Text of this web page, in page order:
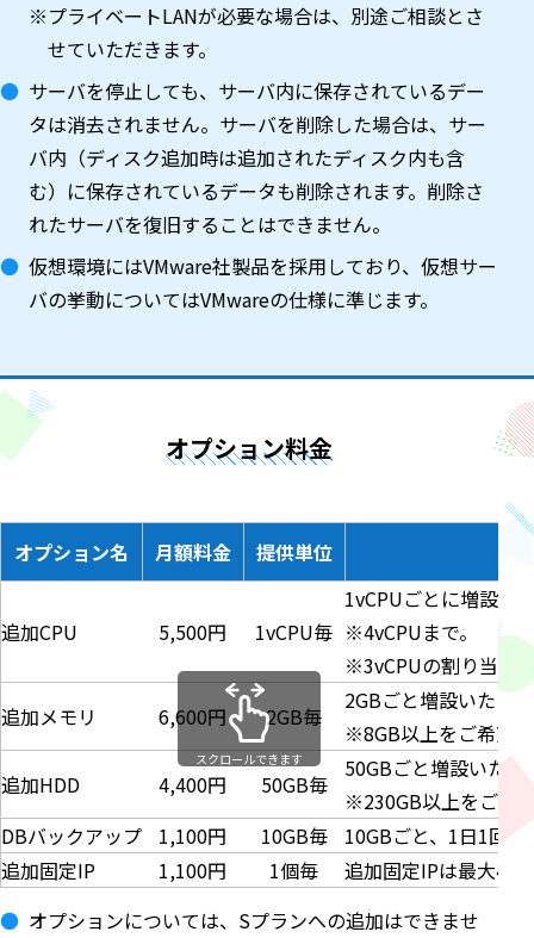
※プライベートLANが必要な場合は、別途ご相談とさ
せていただきます。
サーバを停止しても、サーバ内に保存されているデー
タは消去されません。サーバを削除した場合は、サー
バ内（ディスク追加時は追加されたディスク内も含
む）に保存されているデータも削除されます。削除さ
れたサーバを復旧することはできません。
仮想環境にはVMware社製品を採用しており、仮想サー
バの挙動についてはVMwareの仕様に準じます。
オプション料金
オプション名 月額料金 提供単位
追加CPU 5,500円 1vCPU毎
1vCPUごとに増設い
※4vCPUまで。
※3vCPUの割り当て
追加メモリ
6,600円 2GB毎
2GBごと増設いたし
※8GB以上をご希望
追加HDD
4,400円 50GB毎
50GBごと増設いた
※230GB以上をご希
DBバックアップ
1,100円 10GB毎
10GBごと、1日1回
追加固定IP
1,100円 1個毎 追加固定IPは最大4つ
スクロールできます
オプションについては、Sプランへの追加はできませ